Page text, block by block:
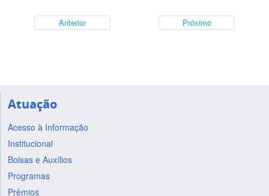
Anterior Próximo
Atuação
Acesso à Informação
Institucional
Bolsas e Auxílios
Programas
Prêmios